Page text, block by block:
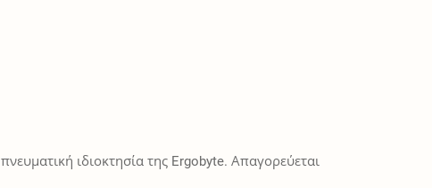
ιδιοκτησία της Ergobyte. Απαγορεύεται